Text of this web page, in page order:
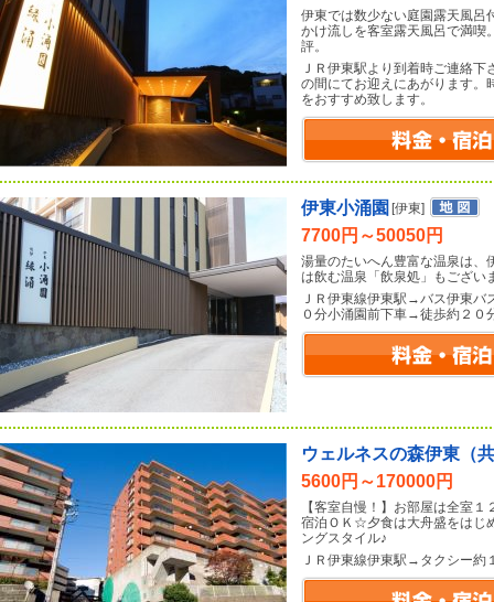
伊東では数少ない庭園露天風呂
かけ流しを客室露天風呂で満喫
評。
ＪＲ伊東駅より到着時ご連絡
の間にてお迎えにあがります。
をおすすめ致します。
伊東小涌園 [伊東]
7700円～50050円
湯量のたいへん豊富な温泉は、
は飲む温泉「飲泉処」もござい
ＪＲ伊東線伊東駅→バス伊東バ
０分小涌園前下車→徒歩約２０
ウェルネスの森伊東（
5600円～170000円
【客室自慢！】お部屋は全室
宿泊ＯＫ☆夕食は大舟盛をはじ
ングスタイル♪
ＪＲ伊東線伊東駅→タクシー約